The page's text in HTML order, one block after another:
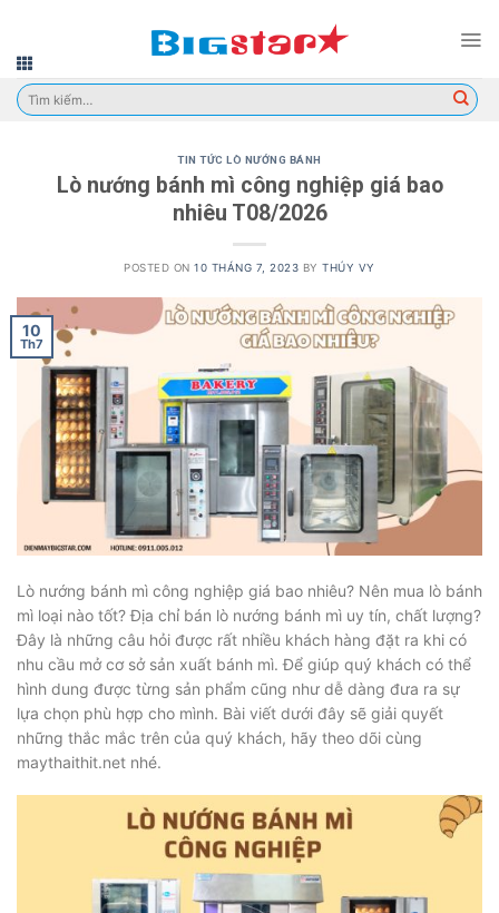
content
Tìm
kiếm:
TIN TỨC LÒ NƯỚNG BÁNH
Lò nướng bánh mì công nghiệp giá bao
nhiêu T08/2026
POSTED ON10 THÁNG 7, 2023 BYTHÚY VY
10
Th7
Lò nướng bánh mì công nghiệp giá bao nhiêu? Nên mua lò bánh
mì loại nào tốt? Địa chỉ bán lò nướng bánh mì uy tín, chất lượng?
Đây là những câu hỏi được rất nhiều khách hàng đặt ra khi có
nhu cầu mở cơ sở sản xuất bánh mì. Để giúp quý khách có thể
hình dung được từng sản phẩm cũng như dễ dàng đưa ra sự
lựa chọn phù hợp cho mình. Bài viết dưới đây sẽ giải quyết
những thắc mắc trên của quý khách, hãy theo dõi cùng
maythaithit.net nhé.